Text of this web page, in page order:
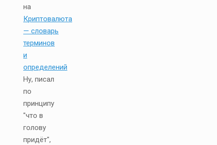
на
Криптовалюта
— словарь
терминов
и
определений
Ну, писал
по
принципу
"что в
голову
придёт",